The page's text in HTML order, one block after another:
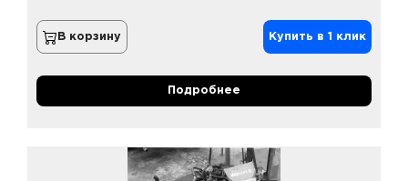
В корзину Купить в 1 клик
Подробнее